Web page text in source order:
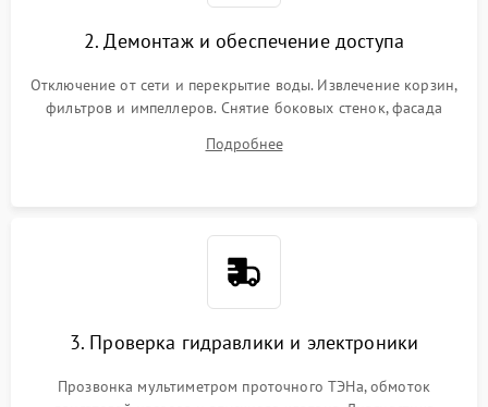
2. Демонтаж и обеспечение доступа
Отключение от сети и перекрытие воды. Извлечение корзин,
фильтров и импеллеров. Снятие боковых стенок, фасада
циркуляционному насосу, ТЭНу и сливной помпе.
Подробнее
3. Проверка гидравлики и электроники
Прозвонка мультиметром проточного ТЭНа, обмоток